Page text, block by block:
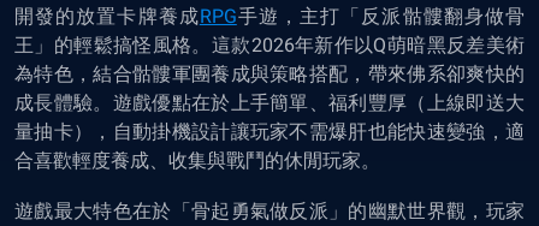
開發的放置卡牌養成RPG手遊，主打「反派骷髏翻身做骨
王」的輕鬆搞怪風格。這款2026年新作以Q萌暗黑反差美術
為特色，結合骷髏軍團養成與策略搭配，帶來佛系卻爽快的
成長體驗。遊戲優點在於上手簡單、福利豐厚（上線即送大
量抽卡），自動掛機設計讓玩家不需爆肝也能快速變強，適
合喜歡輕度養成、收集與戰鬥的休閒玩家。
遊戲最大特色在於「骨起勇氣做反派」的幽默世界觀，玩家